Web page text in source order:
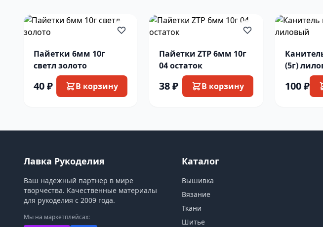
Пайетки 6мм 10г
светл золото
40 ₽ В корзину
Пайетки ZTP 6мм 10г
04 остаток
38 ₽ В корзину
(5г)
100 ₽
Лавка Рукоделия
Ваш надежный партнер в мире
творчества. Качественные материалы
для рукоделия с 2009 года.
Мы на маркетплейсах:
Каталог
Вышивка
Вязание
Ткани
Шитье